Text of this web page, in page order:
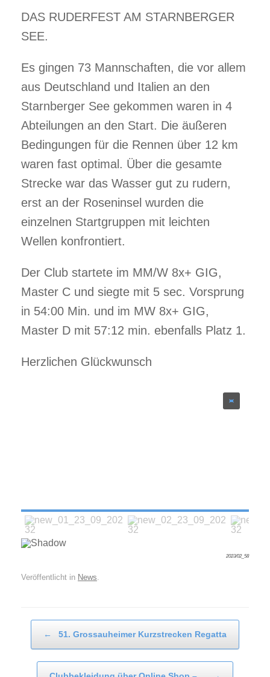
DAS RUDERFEST AM STARNBERGER
SEE.
Es gingen 73 Mannschaften, die vor allem
aus Deutschland und Italien an den
Starnberger See gekommen waren in 4
Abteilungen an den Start. Die äußeren
Bedingungen für die Rennen über 12 km
waren fast optimal. Über die gesamte
Strecke war das Wasser gut zu rudern,
erst an der Roseninsel wurden die
einzelnen Startgruppen mit leichten
Wellen konfrontiert.
Der Club startete im MM/W 8x+ GIG,
Master C und siegte mit 5 sec. Vorsprung
in 54:00 Min. und im MW 8x+ GIG,
Master D mit 57:12 min. ebenfalls Platz 1.
Herzlichen Glückwunsch
2023/02_58
Veröffentlicht in News.
← 51. Grossauheimer Kurzstrecken Regatta